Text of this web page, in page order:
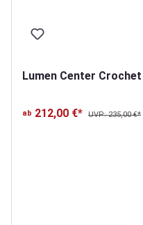
Lumen Center
ab 212,00 €* UVP: 235,00 €*